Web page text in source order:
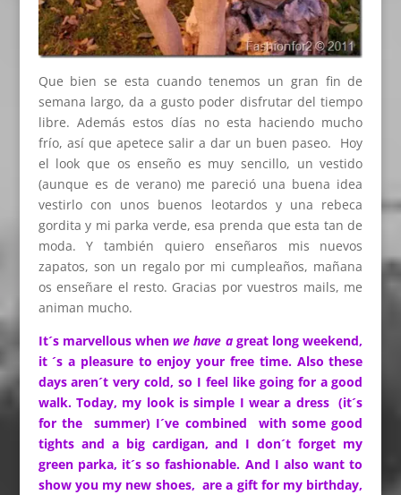
Que bien se esta cuando tenemos un gran fin de
semana largo, da a gusto poder disfrutar del tiempo
libre. Además estos días no esta haciendo mucho
frío, así que apetece salir a dar un buen paseo. Hoy
el look que os enseño es muy sencillo, un vestido
(aunque es de verano) me pareció una buena idea
vestirlo con unos buenos leotardos y una rebeca
gordita y mi parka verde, esa prenda que esta tan de
moda. Y también quiero enseñaros mis nuevos
zapatos, son un regalo por mi cumpleaños, mañana
os enseñare el resto. Gracias por vuestros mails, me
animan mucho.
It´s marvellous whenwe have agreat long weekend,
it ´s a pleasure to enjoy your free time. Also these
days aren´t very cold, so I feel like going for a good
walk. Today, my look is simple I wear a dress (it´s
for the summer) I´ve combined with some good
tights and a big cardigan, and I don´t forget my
green parka, it´s so fashionable. And I also want to
show you my new shoes, are a gift for my birthday,